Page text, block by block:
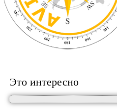
Это интересно